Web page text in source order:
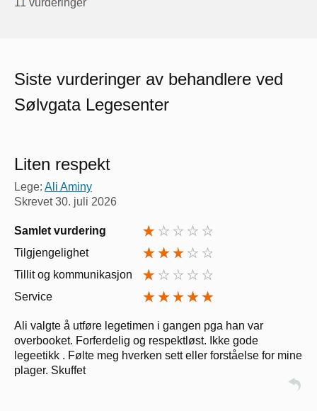
11 vurderinger
Siste vurderinger av behandlere ved
Sølvgata Legesenter
Liten respekt
Lege: Ali Aminy
Skrevet30. juli 2026
Samlet vurdering
Tilgjengelighet
Tillit og kommunikasjon
Service
Ali valgte å utføre legetimen i gangen pga han var
overbooket. Forferdelig og respektløst. Ikke gode
legeetikk . Følte meg hverken sett eller forståelse for mine
plager. Skuffet